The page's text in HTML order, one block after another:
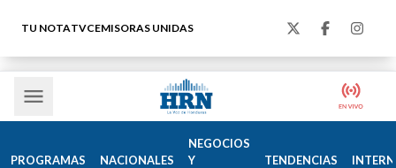
TU NOTATVCEMISORAS UNIDAS
PROGRAMAS NACIONALES
NEGOCIOS
Y
TENDENCIAS